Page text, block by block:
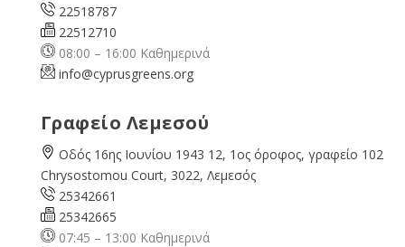
22518787
22512710
08:00 – 16:00 Καθημερινά
info@cyprusgreens.org
Γραφείο Λεμεσού
Οδός 16ης Ιουνίου 1943 12, 1ος όροφος, γραφείο 102
Chrysostomou Court, 3022, Λεμεσός
25342661
25342665
07:45 – 13:00 Καθημερινά